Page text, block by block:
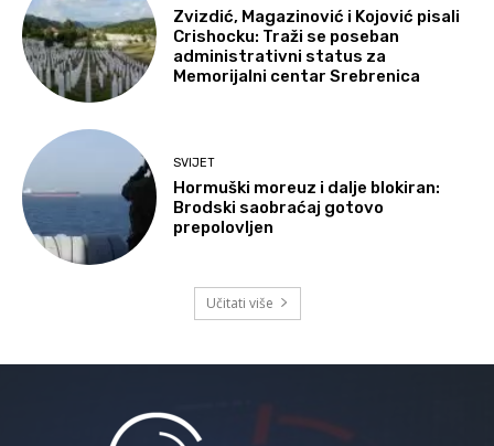
Zvizdić, Magazinović i Kojović pisali
Crishocku: Traži se poseban
administrativni status za
Memorijalni centar Srebrenica
SVIJET
Hormuški moreuz i dalje blokiran:
Brodski saobraćaj gotovo
prepolovljen
Učitati više